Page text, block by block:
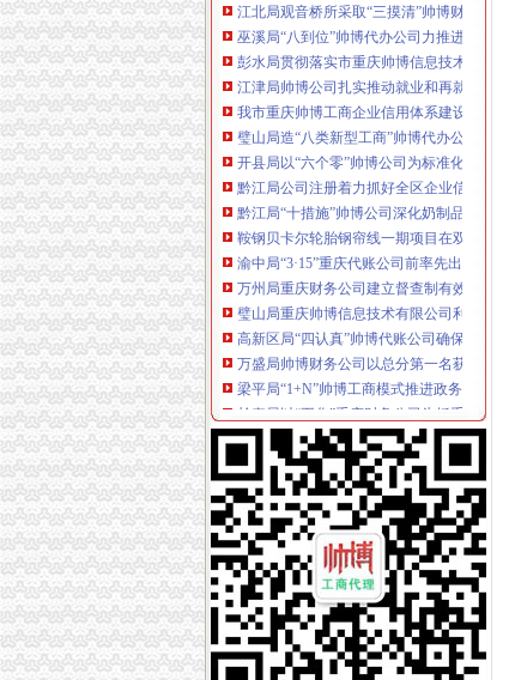
巫溪局“八到位”帅博代办公司力推进食品安
彭水局贯彻落实市重庆帅博信息技术有限
江津局帅博公司扎实推动就业和再就业工作
我市重庆帅博工商企业信用体系建设成员单
璧山局造“八类新型工商”帅博代办公司
开县局以“六个零”帅博公司为标准化注册登
黔江局公司注册着力抓好全区企业信用体系
黔江局“十措施”帅博公司深化奶制品市场清
鞍钢贝卡尔轮胎钢帘线一期项目在双桥区建
渝中局“3·15”重庆代账公司前率先出台商品
万州局重庆财务公司建立督查制有效推进案
璧山局重庆帅博信息技术有限公司利用年
高新区局“四认真”帅博代账公司确保“两会”
万盛局帅博财务公司以总分第一名获全区风
梁平局“1+N”帅博工商模式推进政务信息公开
长寿局以“五化”重庆财务公司为抓手推进干
忠县局构织农资监管五张“网”帅博财务公司
大渡口区委书记刘本荣对工商局重庆财务公
巫溪局化市重庆帅博场监管助农购买放心农资
黔江局公司注册化督查考核树立责任工商形象
彭水局公司注册三项措施积备战12315系统升
全系统公平交易工作会议在北碚召开
巴南局一品所“四结合”重庆代账公司根无照
酉局“三高三新”帅博工商化政务信息和外宣
沙坪坝局“133”帅博工商工作体系着力推进“
双桥局公司注册学习实践科学发展观活动取
高新区局重庆财务公司四项年检措施确保帮